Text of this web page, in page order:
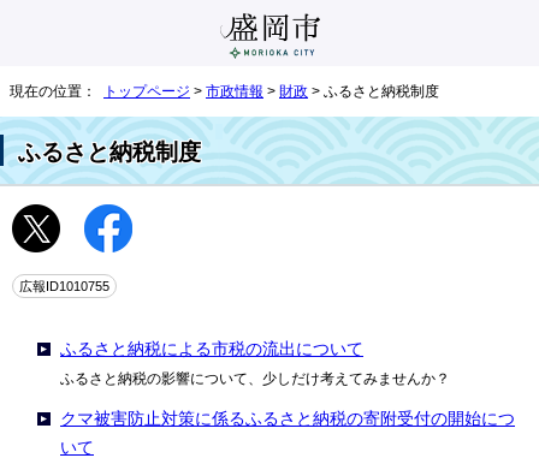
現在の位置： トップページ > 市政情報 > 財政 > ふるさと納税制度
ふるさと納税制度
広報ID1010755
ふるさと納税による市税の流出について
ふるさと納税の影響について、少しだけ考えてみませんか？
クマ被害防止対策に係るふるさと納税の寄附受付の開始につ
いて